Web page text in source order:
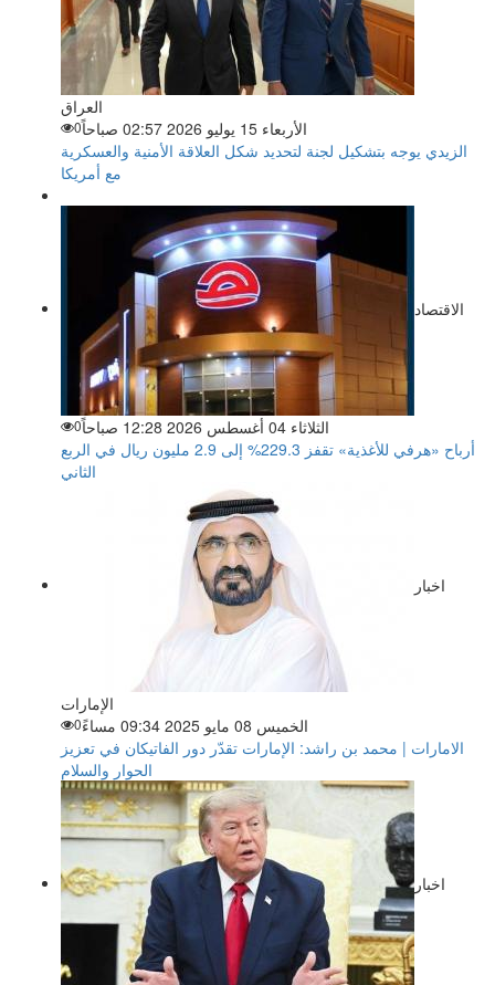
العراق
الأربعاء 15 يوليو 2026 02:57 صباحاً
0
الزيدي يوجه بتشكيل لجنة لتحديد شكل العلاقة الأمنية والعسكرية
مع أمريكا
الاقتصاد
الثلاثاء 04 أغسطس 2026 12:28 صباحاً 0
أرباح «هرفي للأغذية» تقفز 229.3% إلى 2.9 مليون ريال في الربع
الثاني
اخبار
الإمارات
الخميس 08 مايو 2025 09:34 مساءً
0
الامارات | محمد بن راشد: الإمارات تقدّر دور الفاتيكان في تعزيز
الحوار والسلام
اخبار